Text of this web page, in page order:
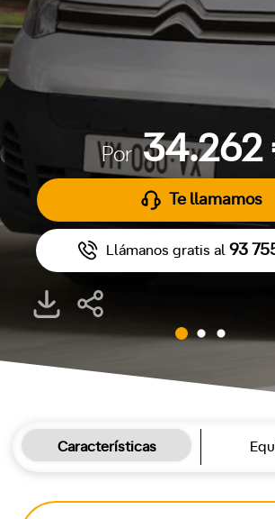
Por34.262
Te llamamos
Llámanos gratis al 93
Características